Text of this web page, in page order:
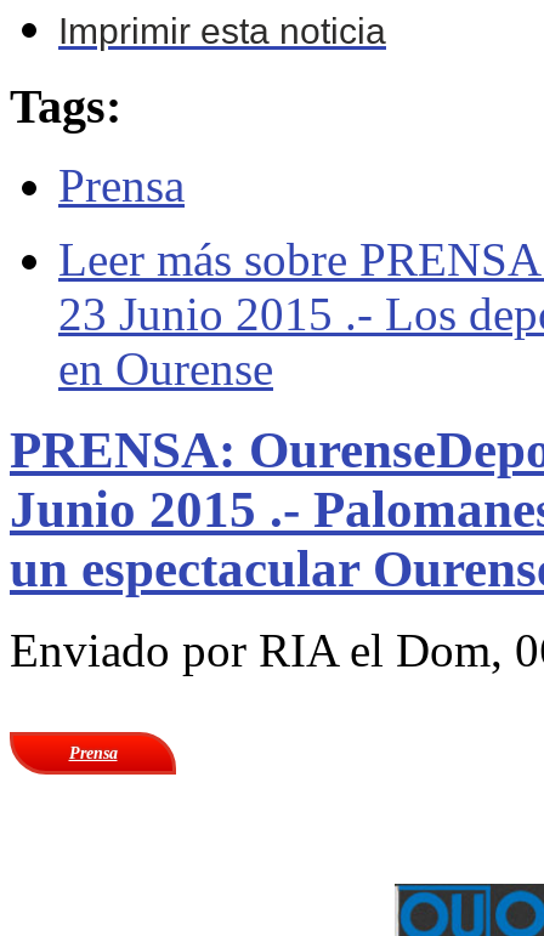
Imprimir esta noticia
Tags:
Prensa
Leer más sobre
23 Junio 2015 .- Los
en Ourense
PRENSA:
Junio 2015 .-
un espectacular
Enviado por RIA el Dom,
Prensa